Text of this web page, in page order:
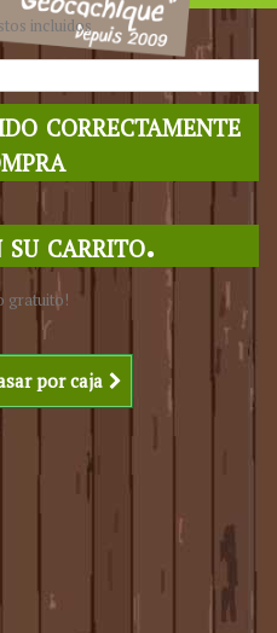
incluidos
correctamente
su carrito.
gratuito!
por caja